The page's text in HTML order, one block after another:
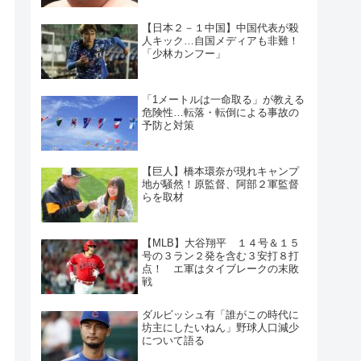
【日本２－１中国】中国代表が殺
人キック…自国メディアも非難！
「少林カンフー」
「1メートルは一命取る」が教える
危険性…転落・転倒による事故の
予防と対策
【巨人】橋本環奈が現れキャンプ
地が騒然！原監督、阿部２軍監督
らを取材
【MLB】大谷翔平 １４号＆１５
号の３ラン２発を含む３安打８打
点！ エ軍はタイブレークの末敗
戦
ダルビッシュ有「誰がこの時代に
坊主にしたいねん」野球人口減少
について語る